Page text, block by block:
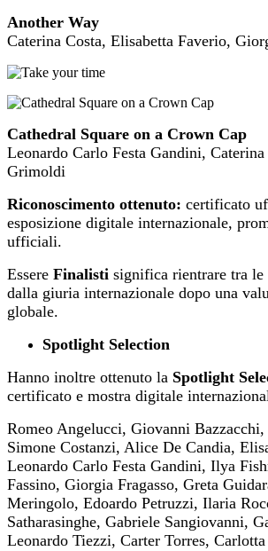
Another Way
Caterina Costa, Elisabetta Faverio,
Cathedral Square on a Crown Cap
Leonardo Carlo Festa Gandini,
Grimoldi
Riconoscimento ottenuto: certificato
esposizione digitale internazionale,
ufficiali.
Essere Finalisti significa rientrare tra le
dalla giuria internazionale dopo una
globale.
Spotlight Selection
Hanno inoltre ottenuto la Spotlight
certificato e mostra digitale
Romeo Angelucci, Giovanni Bazzacchi,
Simone Costanzi, Alice De Candia,
Leonardo Carlo Festa Gandini, Ilya
Fassino, Giorgia Fragasso, Greta
Meringolo, Edoardo Petruzzi, Ilaria
Satharasinghe, Gabriele Sangiovanni,
Leonardo Tiezzi, Carter Torres,